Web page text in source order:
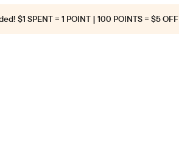
$1 SPENT = 1 POINT | 100 POINTS = $5 OFF